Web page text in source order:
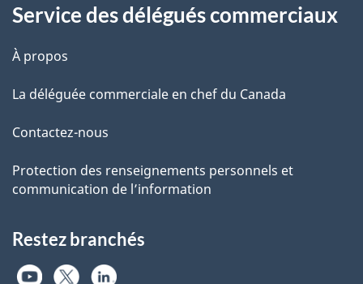
Service des délégués commerciaux
À propos
La déléguée commerciale en chef du Canada
Contactez-nous
Protection des renseignements personnels et
communication de l’information
Restez branchés